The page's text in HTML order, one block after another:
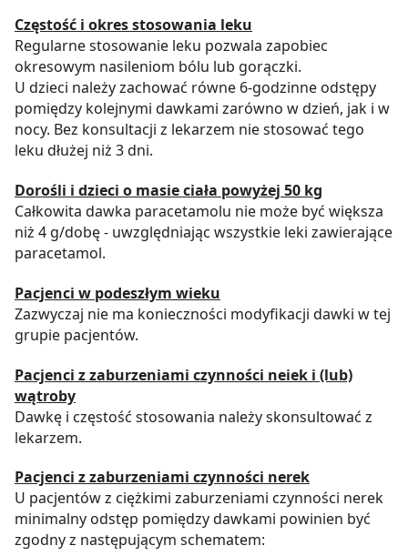
Częstość i okres stosowania leku
Regularne stosowanie leku pozwala zapobiec
okresowym nasileniom bólu lub gorączki.
U dzieci należy zachować równe 6-godzinne odstępy
pomiędzy kolejnymi dawkami zarówno w dzień, jak i w
nocy. Bez konsultacji z lekarzem nie stosować tego
leku dłużej niż 3 dni.
Dorośli i dzieci o masie ciała powyżej 50 kg
Całkowita dawka paracetamolu nie może być większa
niż 4 g/dobę - uwzględniając wszystkie leki zawierające
paracetamol.
Pacjenci w podeszłym wieku
Zazwyczaj nie ma konieczności modyfikacji dawki w tej
grupie pacjentów.
Pacjenci z zaburzeniami czynności neiek i (lub)
wątroby
Dawkę i częstość stosowania należy skonsultować z
lekarzem.
Pacjenci z zaburzeniami czynności nerek
U pacjentów z ciężkimi zaburzeniami czynności nerek
minimalny odstęp pomiędzy dawkami powinien być
zgodny z następującym schematem: